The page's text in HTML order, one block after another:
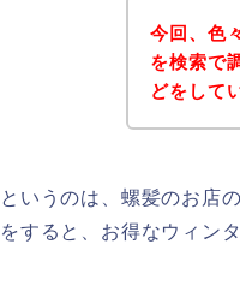
今回、色
を検索で
どをして
というのは、螺髪のお店
をすると、お得なウィン